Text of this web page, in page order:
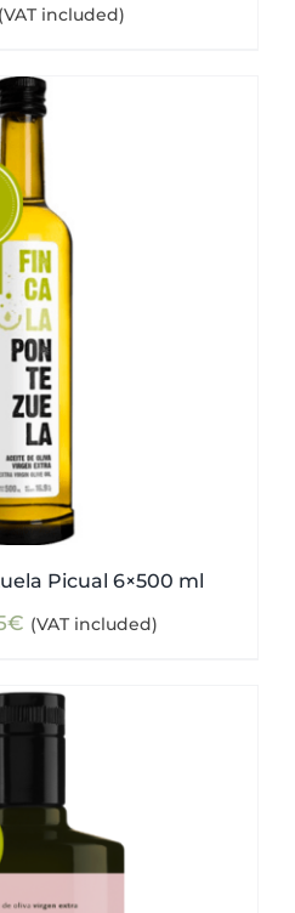
(VAT included)
Picual 6×500 ml
€ Current
is:
34,95€.
(VAT included)